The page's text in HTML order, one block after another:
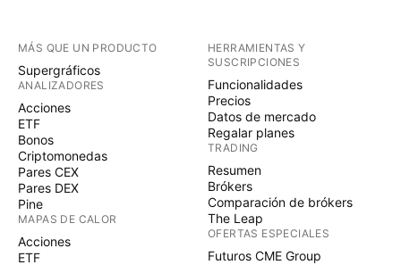
MÁS QUE UN PRODUCTO
Supergráficos
ANALIZADORES
Acciones
ETF
Bonos
Criptomonedas
Pares CEX
Pares DEX
Pine
MAPAS DE CALOR
Acciones
ETF
HERRAMIENTAS Y
SUSCRIPCIONES
Funcionalidades
Precios
Datos de mercado
Regalar planes
TRADING
Resumen
Brókers
Comparación de brókers
The Leap
OFERTAS ESPECIALES
Futuros CME Group